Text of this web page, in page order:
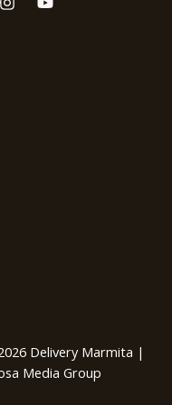
Delivery Marmita |
Media Group